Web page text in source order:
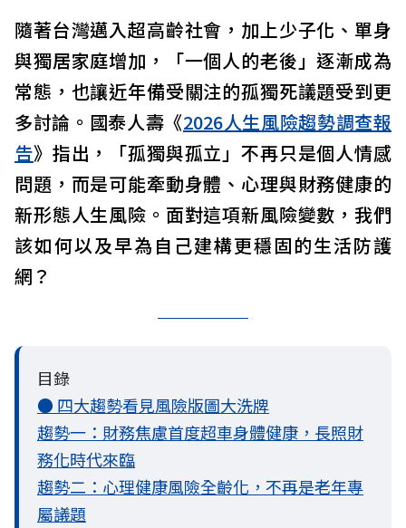
隨著台灣邁入超高齡社會，加上少子化、單身
與獨居家庭增加，「一個人的老後」逐漸成為
常態，也讓近年備受關注的孤獨死議題受到更
多討論。國泰人壽《2026人生風險趨勢調查報
告》指出，「孤獨與孤立」不再只是個人情感
問題，而是可能牽動身體、心理與財務健康的
新形態人生風險。面對這項新風險變數，我們
該如何以及早為自己建構更穩固的生活防護
網？
目錄
● 四大趨勢看見風險版圖大洗牌
趨勢一：財務焦慮首度超車身體健康，長照財
務化時代來臨
趨勢二：心理健康風險全齡化，不再是老年專
屬議題